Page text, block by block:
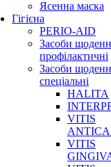
Ясенна маска
Гігієна
PERIO-AID
Засоби
профілактичні
Засоби
спеціальні
HALITA
VITIS
VITIS